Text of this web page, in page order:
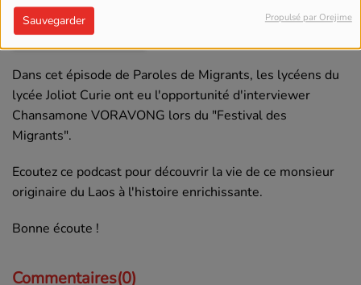
Sauvegarder Propulsé par Orejime
19 JUIN 2026 -
ÉCOUTER LE PODCAST
Dans cet épisode de Paroles de Migrants, les lycéens du
lycée Joliot Curie ont eu l'opportunité d'interviewer
Chansamone VORAVONG lors du "Festival des
Migrants".
Ecoutez ce podcast pour découvrir la vie de ce monsieur
originaire du Laos à l'histoire enrichissante.
Bonne écoute !
Commentaires(0)